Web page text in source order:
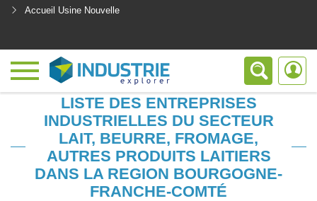
Accueil Usine Nouvelle
LISTE DES ENTREPRISES
INDUSTRIELLES DU SECTEUR
LAIT, BEURRE, FROMAGE,
AUTRES PRODUITS LAITIERS
DANS LA REGION BOURGOGNE-
FRANCHE-COMTÉ